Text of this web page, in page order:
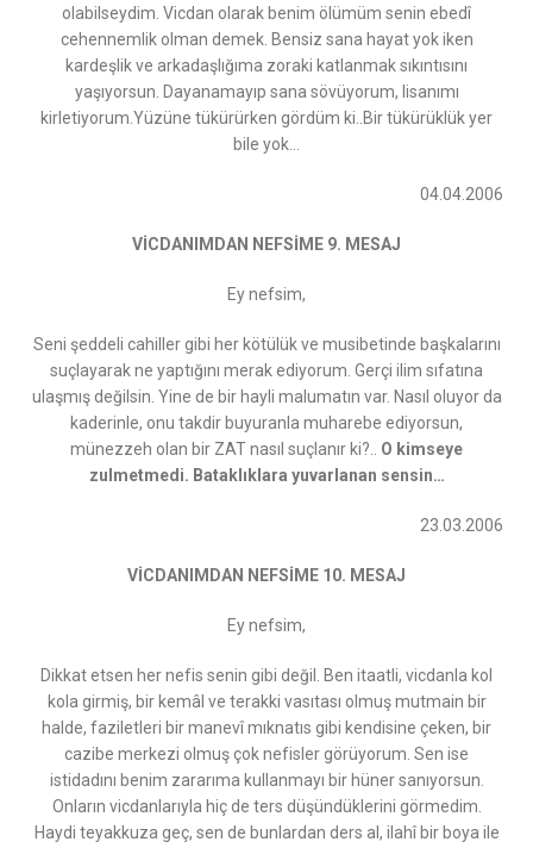
olabilseydim. Vicdan olarak benim ölümüm senin ebedî
cehennemlik olman demek. Bensiz sana hayat yok iken
kardeşlik ve arkadaşlığıma zoraki katlanmak sıkıntısını
yaşıyorsun. Dayanamayıp sana sövüyorum, lisanımı
kirletiyorum.Yüzüne tükürürken gördüm ki..Bir tükürüklük yer
bile yok…
04.04.2006
VİCDANIMDAN NEFSİME 9. MESAJ
Ey nefsim,
Seni şeddeli cahiller gibi her kötülük ve musibetinde başkalarını
suçlayarak ne yaptığını merak ediyorum. Gerçi ilim sıfatına
ulaşmış değilsin. Yine de bir hayli malumatın var. Nasıl oluyor da
kaderinle, onu takdir buyuranla muharebe ediyorsun,
münezzeh olan bir ZAT nasıl suçlanır ki?.. O kimseye
zulmetmedi. Bataklıklara yuvarlanan sensin…
23.03.2006
VİCDANIMDAN NEFSİME 10. MESAJ
Ey nefsim,
Dikkat etsen her nefis senin gibi değil. Ben itaatli, vicdanla kol
kola girmiş, bir kemâl ve terakki vasıtası olmuş mutmain bir
halde, faziletleri bir manevî mıknatıs gibi kendisine çeken, bir
cazibe merkezi olmuş çok nefisler görüyorum. Sen ise
istidadını benim zararıma kullanmayı bir hüner sanıyorsun.
Onların vicdanlarıyla hiç de ters düşündüklerini görmedim.
Haydi teyakkuza geç, sen de bunlardan ders al, ilahî bir boya ile